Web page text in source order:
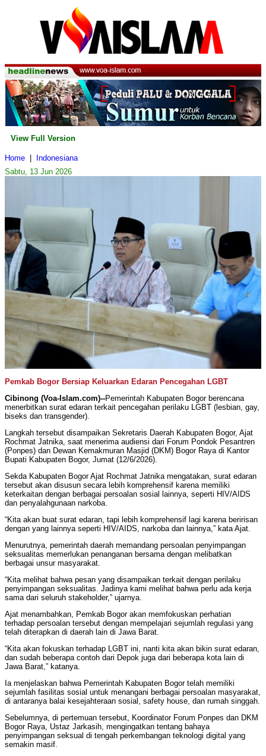
View Full Version
Home
Indonesiana
Sabtu, 13 Jun 2026
Pemkab Bogor Bersiap Keluarkan Edaran Pencegahan LGBT
Cibinong (Voa-Islam.com)--Pemerintah Kabupaten Bogor berencana
menerbitkan surat edaran terkait pencegahan perilaku LGBT (lesbian, gay,
biseks dan transgender).
Langkah tersebut disampaikan Sekretaris Daerah Kabupaten Bogor, Ajat
Rochmat Jatnika, saat menerima audiensi dari Forum Pondok Pesantren
(Ponpes) dan Dewan Kemakmuran Masjid (DKM) Bogor Raya di Kantor
Bupati Kabupaten Bogor, Jumat (12/6/2026).
Sekda Kabupaten Bogor Ajat Rochmat Jatnika mengatakan, surat edaran
tersebut akan disusun secara lebih komprehensif karena memiliki
keterkaitan dengan berbagai persoalan sosial lainnya, seperti HIV/AIDS
dan penyalahgunaan narkoba.
“Kita akan buat surat edaran, tapi lebih komprehensif lagi karena beririsan
dengan yang lainnya seperti HIV/AIDS, narkoba dan lainnya,” kata Ajat.
Menurutnya, pemerintah daerah memandang persoalan penyimpangan
seksualitas memerlukan penanganan bersama dengan melibatkan
berbagai unsur masyarakat.
“Kita melihat bahwa pesan yang disampaikan terkait dengan perilaku
penyimpangan seksualitas. Jadinya kami melihat bahwa perlu ada kerja
sama dari seluruh stakeholder,” ujarnya.
Ajat menambahkan, Pemkab Bogor akan memfokuskan perhatian
terhadap persoalan tersebut dengan mempelajari sejumlah regulasi yang
telah diterapkan di daerah lain di Jawa Barat.
“Kita akan fokuskan terhadap LGBT ini, nanti kita akan bikin surat edaran,
dan sudah beberapa contoh dari Depok juga dari beberapa kota lain di
Jawa Barat,” katanya.
Ia menjelaskan bahwa Pemerintah Kabupaten Bogor telah memiliki
sejumlah fasilitas sosial untuk menangani berbagai persoalan masyarakat,
di antaranya balai kesejahteraan sosial, safety house, dan rumah singgah.
Sebelumnya, di pertemuan tersebut, Koordinator Forum Ponpes dan DKM
Bogor Raya, Ustaz Jarkasih, mengingatkan tentang bahaya
penyimpangan seksual di tengah perkembangan teknologi digital yang
semakin masif.